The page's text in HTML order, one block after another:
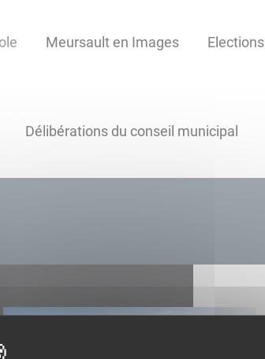
Meursault en Images Elections
Délibérations du conseil municipal